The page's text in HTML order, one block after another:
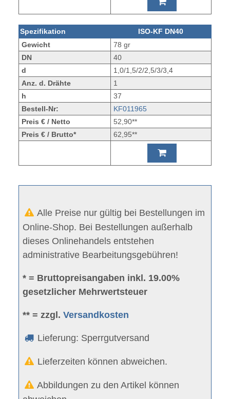
Spezifikation
ISO-KF DN40
Gewicht
78 gr
DN
40
d
1,0/1,5/2/2,5/3/3,4
Anz. d. Drähte
1
h
37
Bestell-Nr:
KF011965
Preis € / Netto
52,90**
Preis € / Brutto*
62,95**
Alle Preise nur gültig bei Bestellungen im
Online-Shop. Bei Bestellungen außerhalb
dieses Onlinehandels entstehen
administrative Bearbeitungsgebühren!
* = Bruttopreisangaben inkl. 19.00%
gesetzlicher Mehrwertsteuer
** = zzgl.Versandkosten
Lieferung: Sperrgutversand
Lieferzeiten können abweichen.
Abbildungen zu den Artikel können